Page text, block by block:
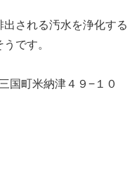
される汚水を浄化する
です。
国町米納津４９−１０